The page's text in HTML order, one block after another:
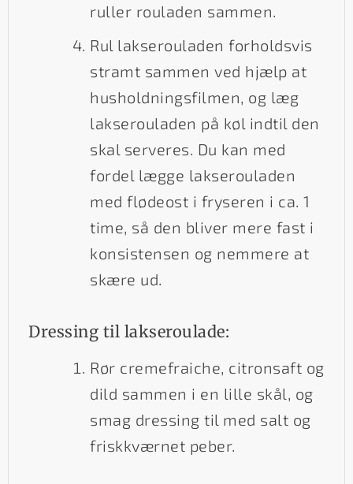
ruller rouladen sammen.
Rul lakserouladen forholdsvis
stramt sammen ved hjælp at
husholdningsfilmen, og læg
lakserouladen på køl indtil den
skal serveres. Du kan med
fordel lægge lakserouladen
med flødeost i fryseren i ca. 1
time, så den bliver mere fast i
konsistensen og nemmere at
skære ud.
Dressing til lakseroulade:
Rør cremefraiche, citronsaft og
dild sammen i en lille skål, og
smag dressing til med salt og
friskkværnet peber.